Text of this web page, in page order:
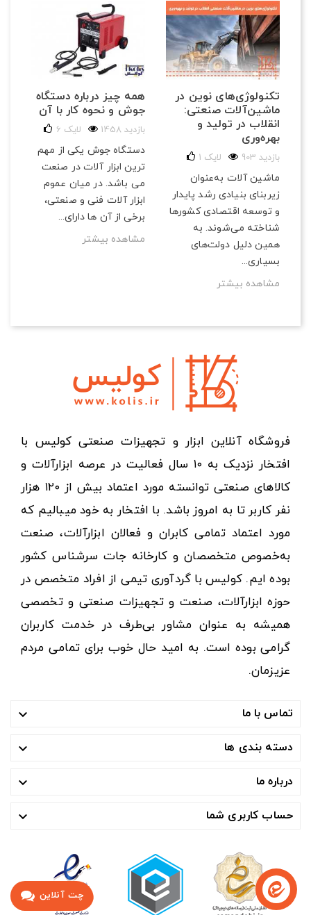
همه چیز درباره دستگاه
جوش و نحوه کار با آن
1458 بازدید 6 لایک
دستگاه جوش یکی از مهم
ترین ابزار آلات در صنعت
می باشد. در میان عموم
ابزار آلات فنی و صنعتی،
برخی از آن ها دارای...
مشاهده بیشتر
تکنولوژی‌های نوین در
ماشین‌آلات صنعتی:
انقلاب در تولید و
بهره‌وری
903 بازدید 1 لایک
ماشین آلات به‌عنوان
زیربنای بنیادی رشد پایدار
و توسعه اقتصادی کشورها
شناخته می‌شوند. به
همین دلیل دولت‌های
بسیاری...
مشاهده بیشتر
فروشگاه آنلاین ابزار و تجهیزات صنعتی کولیس با
افتخار نزدیک به ۱۰ سال فعالیت در عرصه ابزارآلات و
کالاهای صنعتی توانسته مورد اعتماد بیش از ۱۲۰ هزار
نفر کاربر تا به امروز باشد. با افتخار به خود میبالیم که
مورد اعتماد تمامی کابران و فعالان ابزارآلات، صنعت
به‌خصوص متخصصان و کارخانه جات سرشناس کشور
بوده ایم. کولیس با گردآوری تیمی از افراد متخصص در
حوزه ابزارآلات، صنعت و تجهیزات صنعتی و تخصصی
همیشه به عنوان مشاور بی‌طرف در خدمت کاربران
گرامی بوده است. به امید حال خوب برای تمامی مردم
عزیزمان.
تماس با ما 
دسته بندی ها 
درباره ما 
حساب کاربری شما 
چت آنلاین